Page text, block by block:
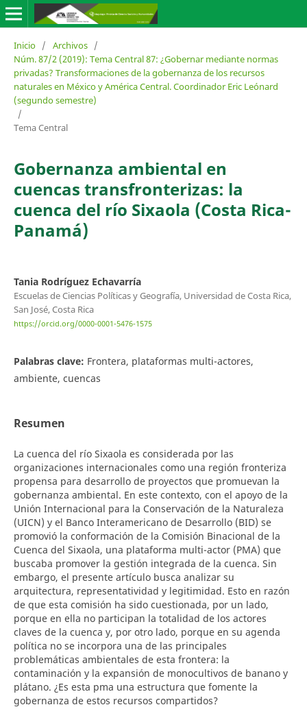
Inicio / Archivos /
Núm. 87/2 (2019): Tema Central 87: ¿Gobernar mediante normas
privadas? Transformaciones de la gobernanza de los recursos
naturales en México y América Central. Coordinador Eric Leónard
(segundo semestre)
/
Tema Central
Gobernanza ambiental en
cuencas transfronterizas: la
cuenca del río Sixaola (Costa Rica-
Panamá)
Tania Rodríguez Echavarría
Escuelas de Ciencias Políticas y Geografía, Universidad de Costa Rica,
San José, Costa Rica
https://orcid.org/0000-0001-5476-1575
Palabras clave: Frontera, plataformas multi-actores,
ambiente, cuencas
Resumen
La cuenca del río Sixaola es considerada por las
organizaciones internacionales como una región fronteriza
propensa para desarrollo de proyectos que promuevan la
gobernanza ambiental. En este contexto, con el apoyo de la
Unión Internacional para la Conservación de la Naturaleza
(UICN) y el Banco Interamericano de Desarrollo (BID) se
promovió la conformación de la Comisión Binacional de la
Cuenca del Sixaola, una plataforma multi-actor (PMA) que
buscaba promover la gestión integrada de la cuenca. Sin
embargo, el presente artículo busca analizar su
arquitectura, representatividad y legitimidad. Esto en razón
de que esta comisión ha sido cuestionada, por un lado,
porque en ella no participan la totalidad de los actores
claves de la cuenca y, por otro lado, porque en su agenda
política no se incorpora una de las principales
problemáticas ambientales de esta frontera: la
contaminación y la expansión de monocultivos de banano y
plátano. ¿Es esta pma una estructura que fomente la
gobernanza de estos recursos compartidos?